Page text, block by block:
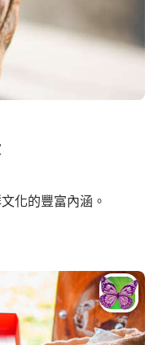
化的豐富內涵。
智慧客服